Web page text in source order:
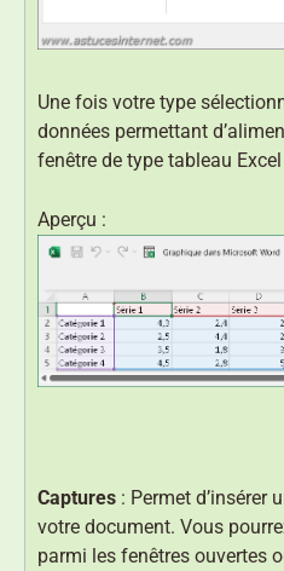
Une fois votre type
données permettant
fenêtre de type tableau Excel
Aperçu :
Captures : Permet d’insérer
votre document. Vous
parmi les fenêtres ouvertes